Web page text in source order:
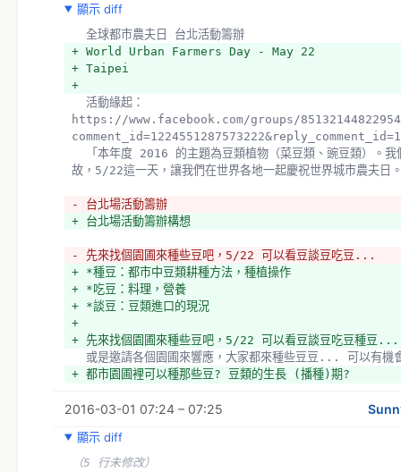
顯示 diff
  全球都市農夫日 台北活動籌辦
+ World Urban Farmers Day - May 22
+ Taipei
+
https://www.facebook.com/groups/
故，5/22這一天，讓我們在世界各地一起慶祝世界城市農夫日
- 台北場活動籌辦
+ 台北場活動籌辦構想
- 先來找個園圃來種些豆吧，5/22 可以看豆談豆吃豆...
+ *種豆：都市中豆類耕種方法，種植操作
+ *吃豆：料理，營養
+ *談豆：豆類進口的現況
+
+ 先來找個園圃來種些豆吧，5/22 可以看豆談豆吃豆種豆
或是邀請各個園圃來響應，大家都來種些豆豆... 可以有
+ 都市園圃裡可以種那些豆? 豆類的生長 (播種)期?
+ 豆類的營養價值，似乎也可以是一個面向？
+ *新北市的隆恩埔原民社會住宅的社區園圃，有特別耕種「樹
+ *桃園市大溪 Sawaz (撒烏瓦茲) 的河岸農園，相簿
2016-03-01 07:24 – 07:25
顯示 diff
（5 行未修改）